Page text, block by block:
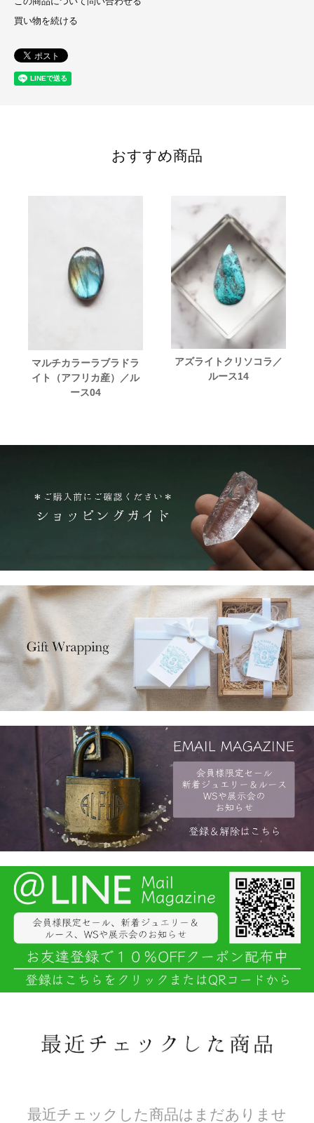
買い物を続ける
おすすめ商品
マルチカラーラブラドラ
イト（アフリカ産）／ル
ース04
アズライトクリソコラ／
ルース14
最近チェックした商品はまだありませ